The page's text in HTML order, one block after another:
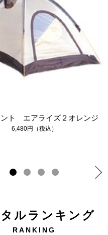
ント エアライズ２オレンジ
6,480円（税込）
ルランキング
RANKING